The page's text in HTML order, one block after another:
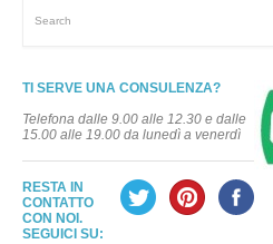
TI SERVE UNA CONSULENZA?
Telefona dalle 9.00 alle 12.30 e dalle
15.00 alle 19.00 da lunedì a venerdì
RESTA IN
CONTATTO
CON NOI.
SEGUICI SU: